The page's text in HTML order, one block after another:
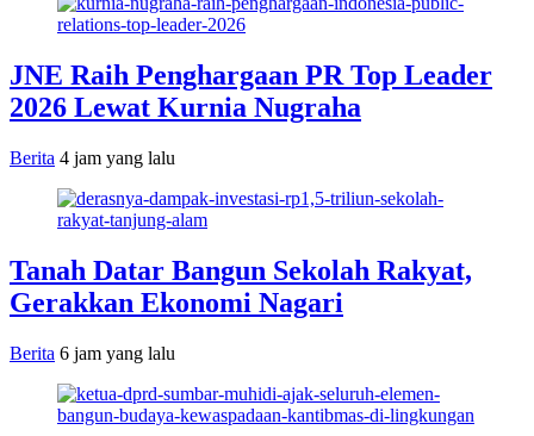
JNE Raih Penghargaan PR Top Leader
2026 Lewat Kurnia Nugraha
Berita 4 jam yang lalu
Tanah Datar Bangun Sekolah Rakyat,
Gerakkan Ekonomi Nagari
Berita 6 jam yang lalu